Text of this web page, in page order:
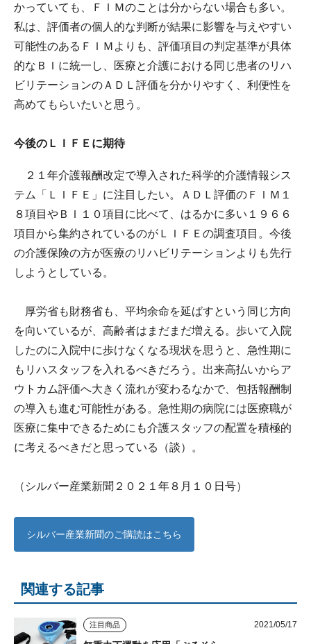
かっていても、ＦＩＭのことは分からない場合も多い。
私は、評価者の個人的な判断が結果に影響を与えやすい
可能性のあるＦＩＭよりも、評価項目の判定基準が具体
的なＢＩに統一し、医療と介護における同じ患者のリハ
ビリテーションのＡＤＬ評価を分かりやすく、利便性を
高めてもらいたいと思う。
今後のＬＩＦＥに期待
２１年介護報酬改定で導入された科学的介護情報シス
テム「ＬＩＦＥ」に注目したい。ＡＤＬ評価のＦＩＭ１
８項目やＢＩ１０項目に比べて、はるかに多い１９６６
項目から集約されているのがＬＩＦＥの調査項目。今後
の介護保険の方が医療のリハビリテーションよりも先行
しようとしている。
厚労省も財務省も、平均余命を延ばすという同じ方向
を向いているが、高齢者はまだまだ増える。歩いて入院
したのに入院中に歩けなくなる現状を思うと、急性期に
もリハスタッフを入れるべきだろう。出来高払いからア
ウトカム評価へ大きく流れが変わるなかで、包括報酬制
の導入も進む可能性がある。急性期の病院には医療職が
医療に集中できるためにも介護スタッフの配置を積極的
に考えるべきだと思っている（談）。
（シルバー産業新聞２０２１年８月１０日号）
シルバー産業新聞のご購読はこちら
関連する記事
注目商品 2021/05/17